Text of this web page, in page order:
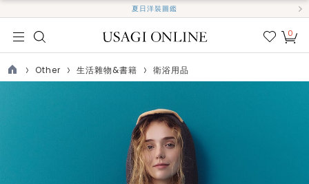
夏日洋裝圖鑑
我的
0
TOP
Other 生活雜物&書籍 衛浴用品